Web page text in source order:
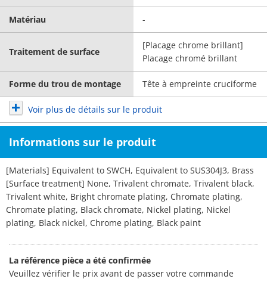
Matériau -
Traitement de surface
[Placage chrome brillant]
Placage chromé brillant
Forme du trou de montage Tête à empreinte cruciforme
Voir plus de détails sur le produit
Informations sur le produit
[Materials] Equivalent to SWCH, Equivalent to SUS304J3, Brass
[Surface treatment] None, Trivalent chromate, Trivalent black,
Trivalent white, Bright chromate plating, Chromate plating,
Chromate plating, Black chromate, Nickel plating, Nickel
plating, Black nickel, Chrome plating, Black paint
La référence pièce a été confirmée
Veuillez vérifier le prix avant de passer votre commande